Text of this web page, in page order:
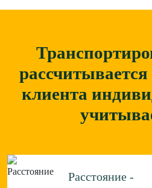
клиента
Расстояние -